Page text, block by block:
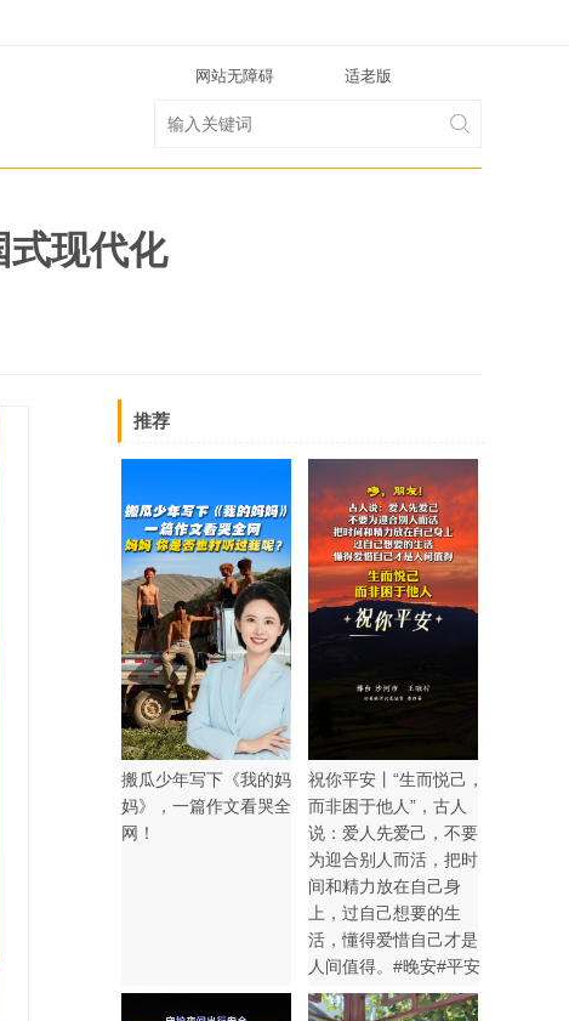
网站无障碍 适老版
式现代化
推荐
搬瓜少年写下《我的妈
妈》，一篇作文看哭全
网！
祝你平安丨“生而悦己，
而非困于他人”，古人
说：爱人先爱己，不要
为迎合别人而活，把时
间和精力放在自己身
上，过自己想要的生
活，懂得爱惜自己才是
人间值得。#晚安#平安